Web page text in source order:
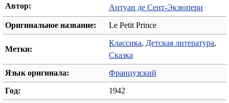
Автор: Антуан де Сент-Экзюпери
Оригинальное название: Le Petit Prince
Метки:
Классика, Детская литература,
Сказка
Язык оригинала: Французский
Год: 1942